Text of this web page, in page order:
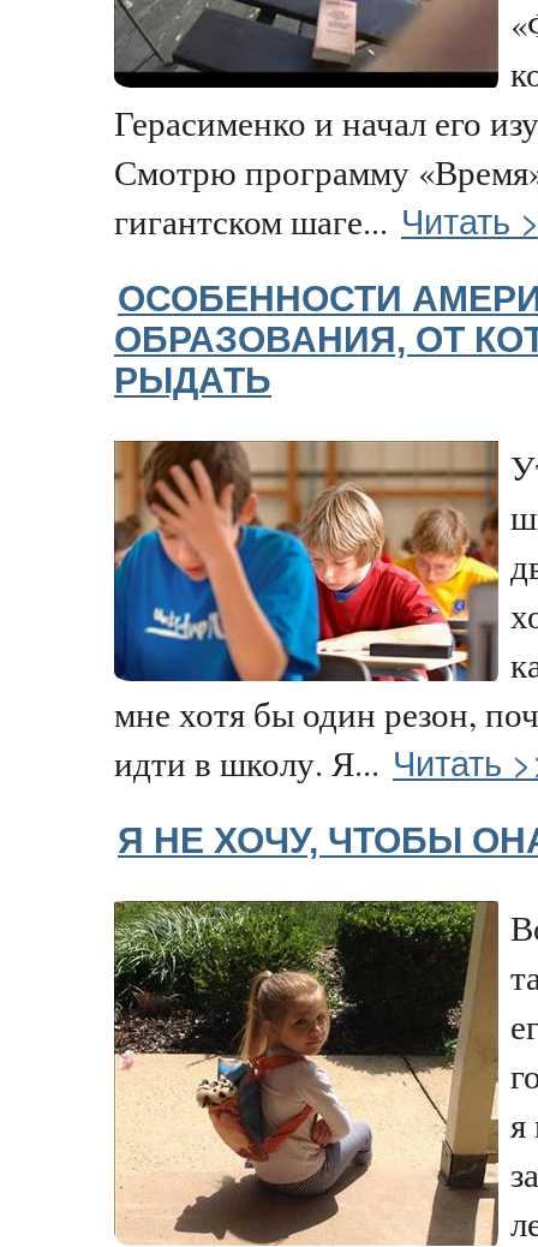
Герасименко и начал его
Смотрю программу
гигантском шаге... Читать
ОСОБЕННОСТИ
ОБРАЗОВАНИЯ, ОТ
РЫДАТЬ
мне хотя бы один резон,
идти в школу. Я... Читать
Я НЕ ХОЧУ, ЧТОБЫ
я